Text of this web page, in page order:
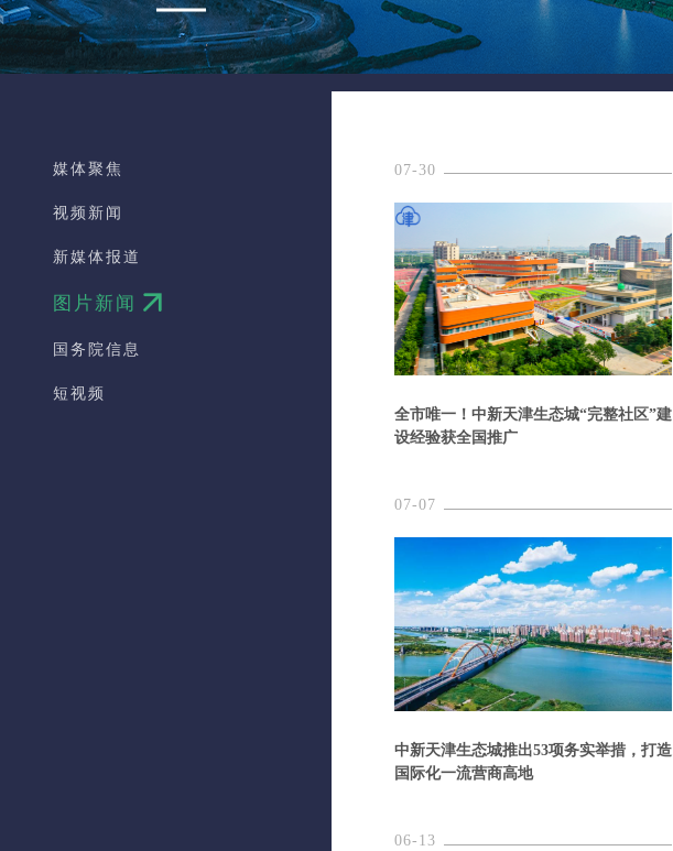
媒体聚焦
视频新闻
新媒体报道
图片新闻
国务院信息
短视频
07-30
全市唯一！中新天津生态城“完整社区”建
设经验获全国推广
07-07
中新天津生态城推出53项务实举措，打造
国际化一流营商高地
06-13